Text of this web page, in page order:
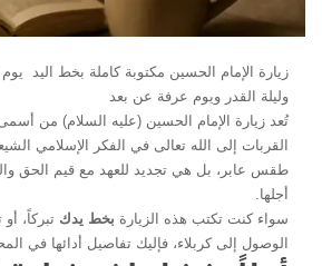
زيارة الإمام الحسين مكتوبة كاملة بخط اليد
وليلة القدر ويوم عرفة عن بعد
تُعد زيارة الإمام الحسين (عليه السلام) من
القربات إلى الله تعالى في الفكر الإسلامي
طقس عابر، بل هي تجديد للعهد مع قيم الحق
أجلها.
سواء كنت تكتب هذه الزيارة بخط يدك تبركاً، أو
الوصول إلى كربلاء، فإليك تفاصيل أدائها في